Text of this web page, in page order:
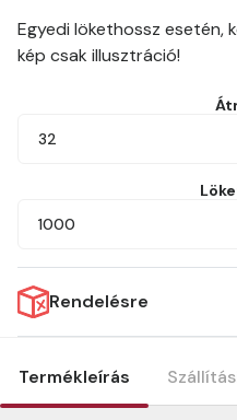
Egyedi lökethossz esetén,
kép csak illusztráció!
32
1000
Rendelésre
Termékleírás